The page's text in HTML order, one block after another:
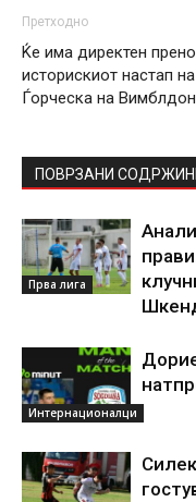
Претходно
Ќе има директен
историскиот настап
Ѓорческа на Вимблдон
ПОВРЗАНИ
Прва лига
Интернационалци